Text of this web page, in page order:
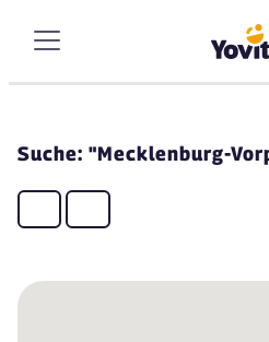
Suche: "Mecklenburg-